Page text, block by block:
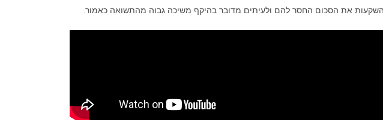
את הסכום החסר להם ולעיתים מדובר בהיקף משיכה גבוה מהתשואה כאמור.